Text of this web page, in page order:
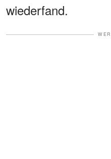
wiederfand.